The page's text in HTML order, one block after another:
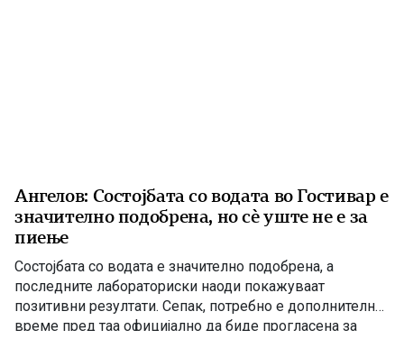
Ангелов: Состојбата со водата во Гостивар е
значително подобрена, но сè уште не е за
пиење
Состојбата со водата е значително подобрена, а
последните лабораториски наоди покажуваат
позитивни резултати. Сепак, потребно е дополнително
време пред таа официјално да биде прогласена за